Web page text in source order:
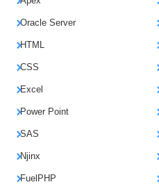
Oracle Server
HTML
CSS
Excel
Power Point
SAS
Njinx
FuelPHP